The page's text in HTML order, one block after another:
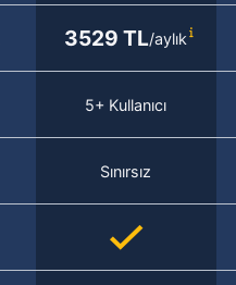
3529 TL/aylık
5+ Kullanıcı
Sınırsız